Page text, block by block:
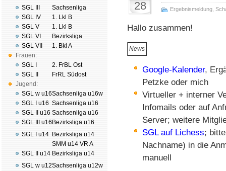
SGL III
SGL IV
SGL V
SGL VI
SGL VII
Frauen:
SGL I
SGL II
Jugend:
SGL w u16
SGL I u16
SGL II u16
SGL III u16
SGL I u14
SGL II u14
SGL w u12
Sachsenliga
1. Lkl B
1. Lkl B
Bezirksliga
1. Bkl A
2. FrBL Ost
FrRL Südost
Sachsenliga u16w
Sachsenliga u16
Sachsenliga u16
Bezirksliga u16
Bezirksliga u14
SMM u14 VR A
Bezirksliga u14
Sachsenliga u12w
28 Ergebnismeldung
Hallo zusammen!
News
Google-Kalender,
Petzke oder mich
Virtueller + interner
Infomails oder auf
Server; weitere
SGL auf Lichess;
Nachname) in die
manuell